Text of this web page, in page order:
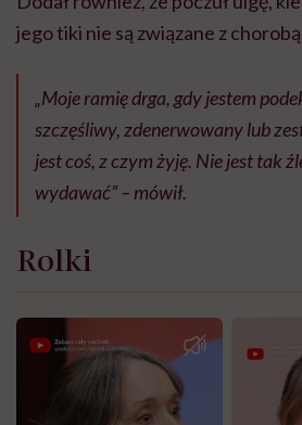
jego tiki nie są związane z
„Moje ramię drga, gdy jestem
szczęśliwy, zdenerwowany lub
jest coś, z czym żyję. Nie jest tak
wydawać” – mówił.
Rolki